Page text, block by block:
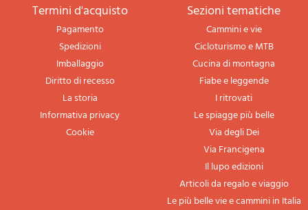
termini d'acquisto
Pagamento
Spedizioni
Imballaggio
Diritto di recesso
La storia
Informativa privacy
Cookie
sezioni tematiche
Cammini e vie
Cicloturismo e MTB
Cucina di montagna
Fiabe e leggende
I ritrovati
Le spiagge più belle
Via degli Dei
Via Francigena
Il lupo edizioni
Articoli da regalo e viaggio
Le più belle vie e cammini in Italia